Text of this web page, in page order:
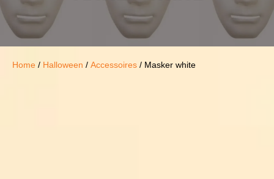
Home / Halloween / Accessoires / Masker white